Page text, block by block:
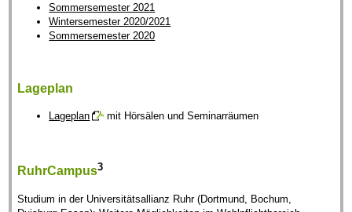
Sommersemester 2021
Wintersemester 2020/2021
Sommersemester 2020
Lageplan
Lageplan mit Hörsälen und Seminarräumen
RuhrCampus3
Studium in der Universitätsallianz Ruhr (Dortmund, Bochum,